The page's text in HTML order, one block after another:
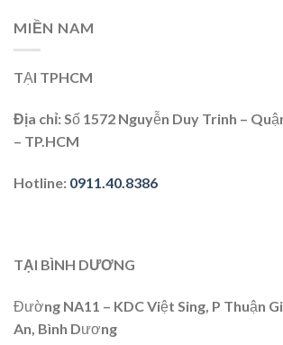
MIỀN NAM
TẠI TPHCM
Địa chỉ: Số 1572 Nguyễn Duy Trinh –
– TP.HCM
Hotline: 0911.40.8386
TẠI BÌNH DƯƠNG
Đường NA11 – KDC Việt Sing, P Thuận
An, Bình Dương